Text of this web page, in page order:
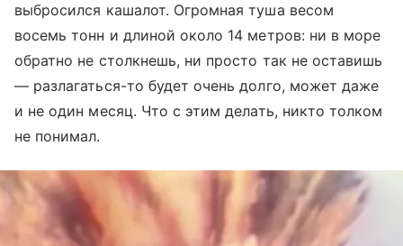
выбросился кашалот. Огромная туша весом
восемь тонн и длиной около 14 метров: ни в море
обратно не столкнешь, ни просто так не оставишь
— разлагаться-то будет очень долго, может даже
и не один месяц. Что с этим делать, никто толком
не понимал.